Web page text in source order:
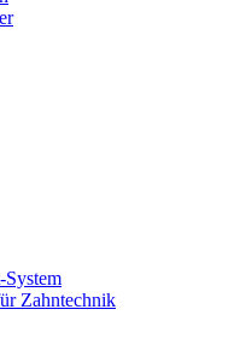
System
Zahntechnik